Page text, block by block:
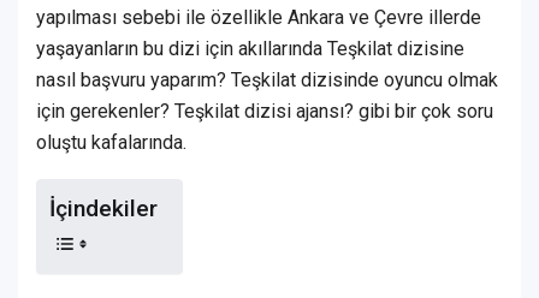
yapılması sebebi ile özellikle Ankara ve Çevre illerde
yaşayanların bu dizi için akıllarında Teşkilat dizisine
nasıl başvuru yaparım? Teşkilat dizisinde oyuncu olmak
için gerekenler? Teşkilat dizisi ajansı? gibi bir çok soru
oluştu kafalarında.
İçindekiler